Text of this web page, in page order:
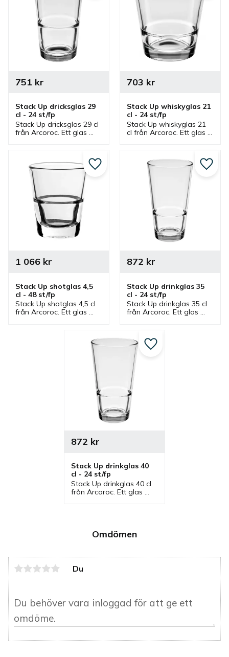
Omdömen
Du
Stack Up dricksglas 29
cl - 24 st/fp
Stack Up dricksglas 29 cl
från Arcoroc. Ett glas
751 kr
Stack Up whiskyglas 21
cl - 24 st/fp
Stack Up whiskyglas 21
cl från Arcoroc. Ett glas
703 kr
Stack Up shotglas 4,5
cl - 48 st/fp
Stack Up shotglas 4,5 cl
från Arcoroc. Ett glas
1 066kr
Lägg till i favoriter
Stack Up drinkglas 35
cl - 24 st/fp
Stack Up drinkglas 35 cl
från Arcoroc. Ett glas
stapelbar.
872 kr
Lägg
Stack Up drinkglas 40
cl - 24 st/fp
Stack Up drinkglas 40 cl
från Arcoroc. Ett glas
872 kr
Lägg till i favoriter